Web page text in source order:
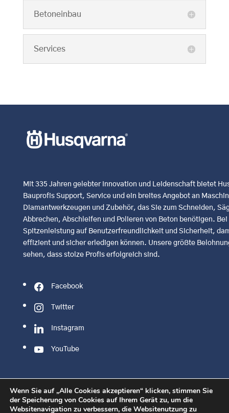
Betoneinbau
Services
Mit 335 Jahren gelebter Innovation und Leidenschaft bietet
Bauprofis Support, Service und ein breites Angebot an
Diamantwerkzeugen und Zubehör, das Sie zum Schneiden,
Abbrechen, Abschleifen und Polieren von Beton benötigen.
Spitzenleistung auf Benutzerfreundlichkeit und Sicherheit,
effizient und sicher erledigen können. Unsere größte
sehen, dass stolze Profis erfolgreich sind.
Facebook
Twitter
Instagram
YouTube
Wenn Sie auf „Alle Cookies akzeptieren“ klicken, stimmen Sie
der Speicherung von Cookies auf Ihrem Gerät zu, um die
Websitenavigation zu verbessern, die Websitenutzung zu